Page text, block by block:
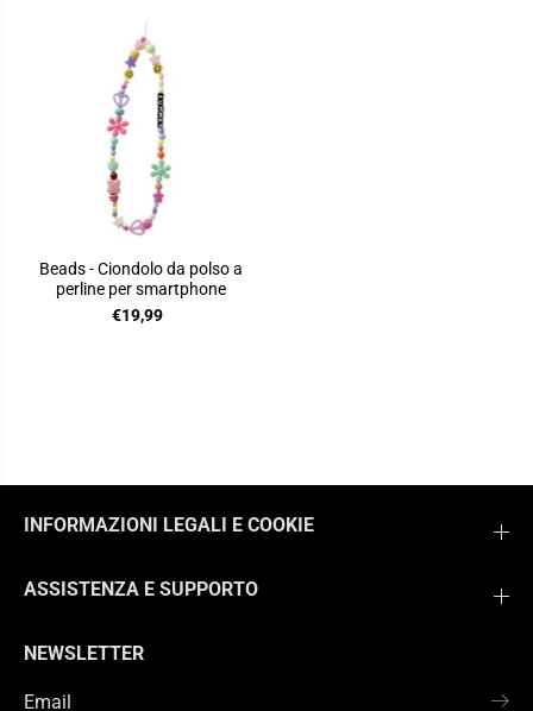
Beads - Ciondolo da polso a
perline per smartphone
€19,99
INFORMAZIONI LEGALI E COOKIE
ASSISTENZA E SUPPORTO
NEWSLETTER